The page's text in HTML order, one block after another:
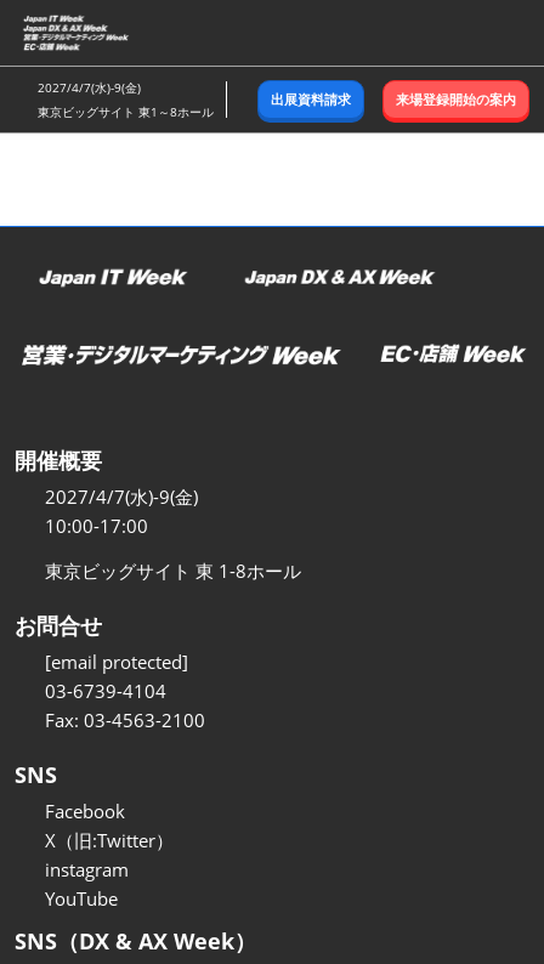
ス
キ
ッ
し
む
2027/4/7(水)-9(金)
東京ビッグサイト 東1～8ホール
出展資料請求 来場登録開始の案内
開催概要
2027/4/7(水)-9(金)
10:00-17:00
東京ビッグサイト 東 1-8ホール
お問合せ
[email protected]
03-6739-4104
Fax: 03-4563-2100
SNS
Facebook
X（旧:Twitter）
instagram
YouTube
SNS（DX & AX Week）